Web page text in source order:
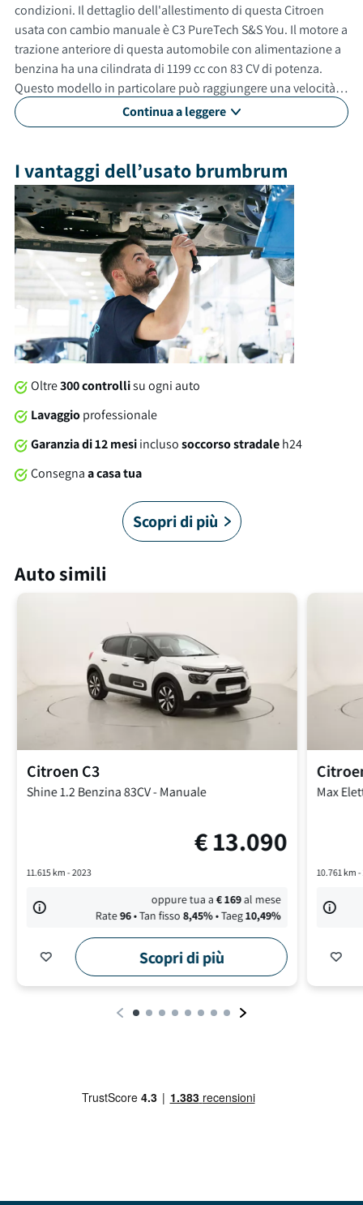
condizioni. Il dettaglio dell'allestimento di questa Citroen
usata con cambio manuale è C3 PureTech S&S You. Il motore a
trazione anteriore di questa automobile con alimentazione a
benzina ha una cilindrata di 1199 cc con 83 CV di potenza.
Questo modello in particolare può raggiungere una velocità
massima di 169 km/h. Con un consumo medio di 4.2 litri ogni
100 km. Questa vettura usata è adatta anche per neopatentati.
colore grigio. Questa auto ha 5 porte, 5 posti a sedere e un
bagagliaio con capacità di 300 litri. Tra gli optional e le
dotazioni troviamo: fendinebbia, isofix, touch screen e molto
altro ancora. Al momento della consegna, questa auto sarà
soggetta a lavaggio professionale compreso nel prezzo. Su
tutte le nostre auto offriamo una garanzia brumbrum di 12
mesi dalla consegna con soccorso stradale 24/7 in Italia e in
Europa. È arrivato il momento di allacciare le cinture!
Continua a leggere
I vantaggi dell’usato brumbrum
Oltre300 controllisu ogni auto
Lavaggioprofessionale
Garanzia di 12 mesiinclusosoccorso stradaleh24
Consegnaa casa tua
Scopri di più
Auto simili
Citroen C3
Shine1.2 Benzina 83CV-Manuale
€13.090
11.615km - 2023
oppure tua a€169al mese
Rate96• Tan fisso 8,45%• Taeg10,49%
Scopri di più
Max
10.761km -